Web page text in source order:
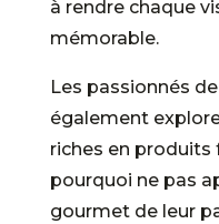
à rendre chaque
mémorable.
Les passionnés
également
riches en produits
pourquoi ne pas
gourmet de leur